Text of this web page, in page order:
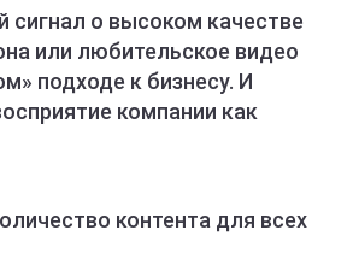
о высоком качестве
или любительское видео
подходе к бизнесу. И
компании как
контента для всех